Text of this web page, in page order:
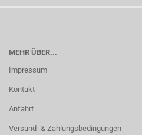
MEHR ÜBER...
Impressum
Kontakt
Anfahrt
Versand- & Zahlungsbedingungen